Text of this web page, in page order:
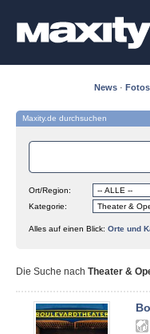
News ·
Maxity.de durchsuchen
Ort/Region:
Kategorie:
Alles auf einen Blick: Orte und
Die Suche nach Theater &